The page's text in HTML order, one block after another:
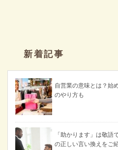
新着記事
自営業の意味とは？始
のやり方も
「助かります」は敬語
の正しい言い換えをご